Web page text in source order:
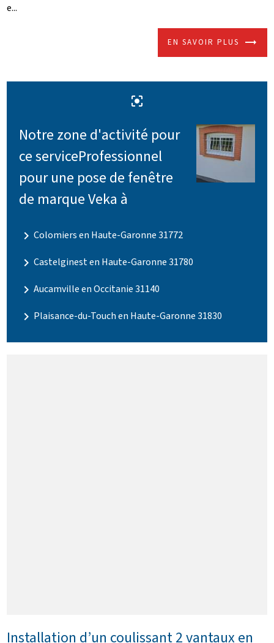
e...
EN SAVOIR PLUS
center_focus_strong
Notre zone d'activité pour
ce serviceProfessionnel
pour une pose de fenêtre
de marque Veka à
navigate_nextColomiers en Haute-Garonne 31772
navigate_nextCastelginest en Haute-Garonne 31780
navigate_nextAucamville en Occitanie 31140
navigate_next Plaisance-du-Touch en Haute-Garonne 31830
Installation d’un coulissant 2 vantaux en